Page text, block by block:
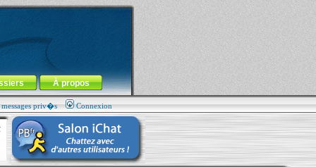
À propos
priv�s Connexion